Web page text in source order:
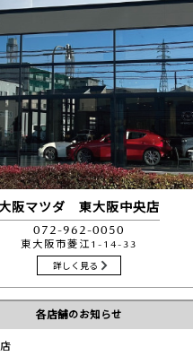
阪マツダ 東大阪中央店
072-962-0050
東大阪市菱江1-14-33
詳しく見る
各店舗のお知らせ